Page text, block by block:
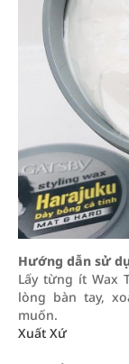
Hướng dẫn sử
Lấy từng ít Wax
lòng bàn tay,
muốn.
Xuất Xứ